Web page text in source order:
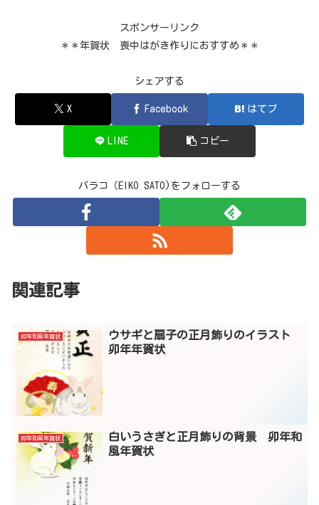
スポンサーリンク
＊＊年賀状 喪中はがき作りにおすすめ＊＊
シェアする
X Facebook はてブ
LINE コピー
パラコ（EIKO SATO)をフォローする
関連記事
卯年和風年賀状
ウサギと扇子の正月飾りのイラスト
卯年年賀状
卯年和風年賀状
白いうさぎと正月飾りの背景 卯年和
風年賀状